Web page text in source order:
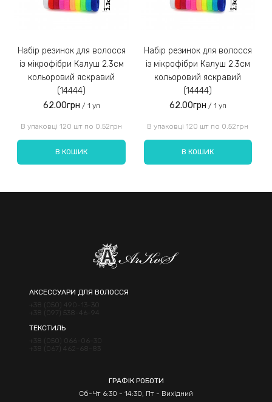
Введіть код, вказаний на зображенні:
Набір резинок для волосся
із мікрофібри Калуш 2.3см
кольоровий яскравий
(14444)
62.00грн / 1 уп
В упаковці 120 шт по 0.52грн
В КОШИК
Набір резинок для волосся
із мікрофібри Калуш 2.3см
кольоровий яскравий
(14444)
62.00грн / 1 уп
В упаковці 120 шт по 0.52грн
В КОШИК
АКСЕССУАРИ ДЛЯ ВОЛОССЯ
+38 (050) 490-13-30
+38 (097) 538-46-94
ТЕКСТИЛЬ
+38 (050) 066-06-30
+38 (067) 462-68-83
ГРАФІК РОБОТИ
Сб-Чт 6:30 - 14:30, Пт - Вихідний